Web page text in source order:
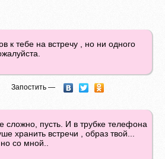
к тебе на встречу , но ни одного
Запостить —
сложно, пусть. И в трубке телефона
хранить встречи , образ твой...
со мной..